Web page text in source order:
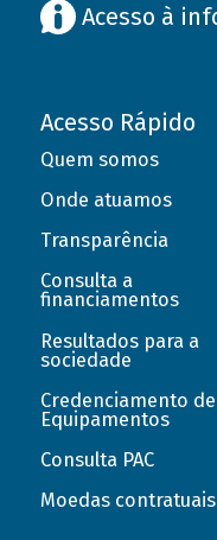
Acesso à
Acesso Rápido
Quem somos
Onde atuamos
Transparência
Consulta a
financiamentos
Resultados para a
sociedade
Credenciamento de
Equipamentos
Consulta PAC
Moedas contratuais